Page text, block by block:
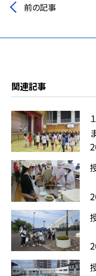
前の記事
関連記事